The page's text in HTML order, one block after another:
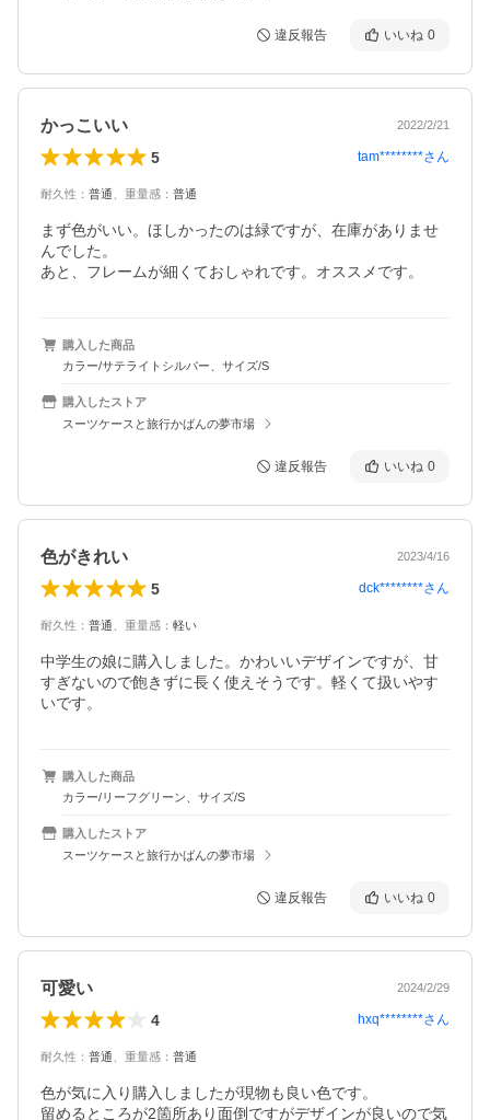
違反報告 いいね 0
かっこいい 2022/2/21
5 tam********さん
耐久性 ： 普通 重量感 ： 普通
まず色がいい。ほしかったのは緑ですが、在庫がありませ
んでした。
あと、フレームが細くておしゃれです。オススメです。
購入した商品
カラー/サテライトシルバー、サイズ/S
購入したストア
スーツケースと旅行かばんの夢市場
違反報告 いいね 0
色がきれい 2023/4/16
5 dck********さん
耐久性 ： 普通 重量感 ： 軽い
中学生の娘に購入しました。かわいいデザインですが、甘
すぎないので飽きずに長く使えそうです。軽くて扱いやす
いです。
購入した商品
カラー/リーフグリーン、サイズ/S
購入したストア
スーツケースと旅行かばんの夢市場
違反報告 いいね 0
可愛い 2024/2/29
4 hxq********さん
耐久性 ： 普通 重量感 ： 普通
色が気に入り購入しましたが現物も良い色です。
留めるところが2箇所あり面倒ですがデザインが良いので気